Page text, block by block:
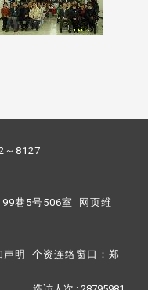
～8127
巷5号506室 网页维
声明 个资连络窗口： 郑